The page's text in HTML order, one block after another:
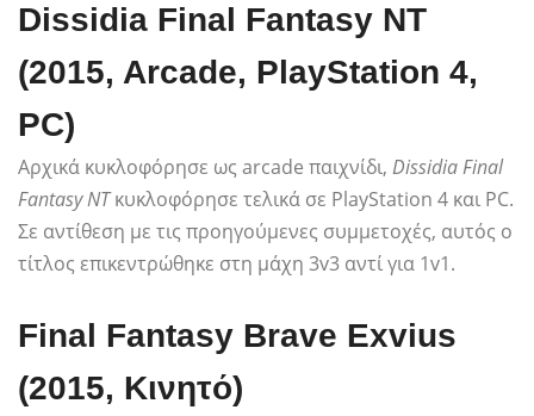
Dissidia Final Fantasy NT
(2015, Arcade, PlayStation 4,
PC)
Αρχικά κυκλοφόρησε ως arcade παιχνίδι, Dissidia Final
Fantasy NTκυκλοφόρησε τελικά σε PlayStation 4 και PC.
Σε αντίθεση με τις προηγούμενες συμμετοχές, αυτός ο
τίτλος επικεντρώθηκε στη μάχη 3v3 αντί για 1v1.
Final Fantasy Brave Exvius
(2015, Κινητό)